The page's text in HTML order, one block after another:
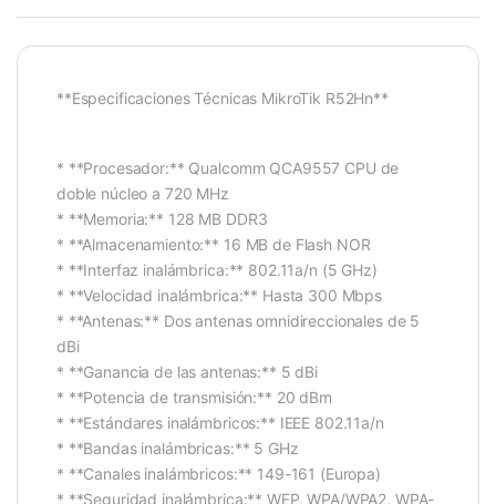
**Especificaciones Técnicas MikroTik R52Hn**
* **Procesador:** Qualcomm QCA9557 CPU de
doble núcleo a 720 MHz
* **Memoria:** 128 MB DDR3
* **Almacenamiento:** 16 MB de Flash NOR
* **Interfaz inalámbrica:** 802.11a/n (5 GHz)
* **Velocidad inalámbrica:** Hasta 300 Mbps
* **Antenas:** Dos antenas omnidireccionales de 5
dBi
* **Ganancia de las antenas:** 5 dBi
* **Potencia de transmisión:** 20 dBm
* **Estándares inalámbricos:** IEEE 802.11a/n
* **Bandas inalámbricas:** 5 GHz
* **Canales inalámbricos:** 149-161 (Europa)
* **Seguridad inalámbrica:** WEP, WPA/WPA2, WPA-